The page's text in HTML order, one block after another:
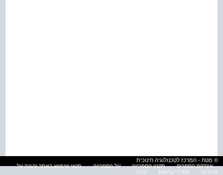
© מטח - המרכז לטכנולוגיה חינוכית
אינדקס הספרים
תקנון הספרייה על הספרייה
תנאי שימוש באתר והגנה על
פרטיות
הסדרי נגישות עזרה